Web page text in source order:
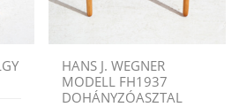
HANS J. WEGNER
MODELL FH1937
DOHÁNYZÓASZTAL